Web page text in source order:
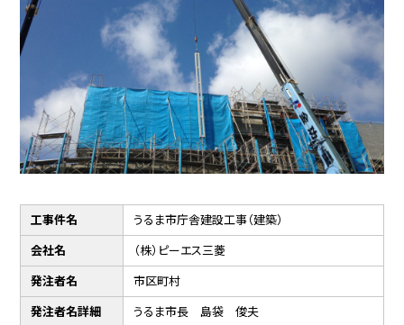
工事件名
うるま市庁舎建設工事（建築）
会社名
（株）ピーエス三菱
発注者名
市区町村
発注者名詳細
うるま市長 島袋 俊夫